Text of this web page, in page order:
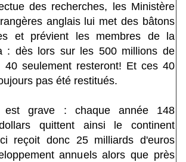
des recherches, les Ministère
anglais lui met des bâtons
et prévient les membres de la
: dès lors sur les 500 millions de
40 seulement resteront! Et ces 40
pas été restitués.
est grave : chaque année 148
quittent ainsi le continent
reçoit donc 25 milliards d'euros
annuels alors que près